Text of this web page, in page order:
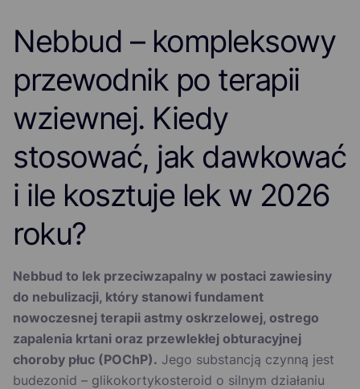
Nebbud – kompleksowy
przewodnik po terapii
wziewnej. Kiedy
stosować, jak dawkować
i ile kosztuje lek w 2026
roku?
Nebbud to lek przeciwzapalny w postaci zawiesiny
do nebulizacji, który stanowi fundament
nowoczesnej terapii astmy oskrzelowej, ostrego
zapalenia krtani oraz przewlekłej obturacyjnej
choroby płuc (POChP). Jego substancją czynną jest
budezonid – glikokortykosteroid o silnym działaniu